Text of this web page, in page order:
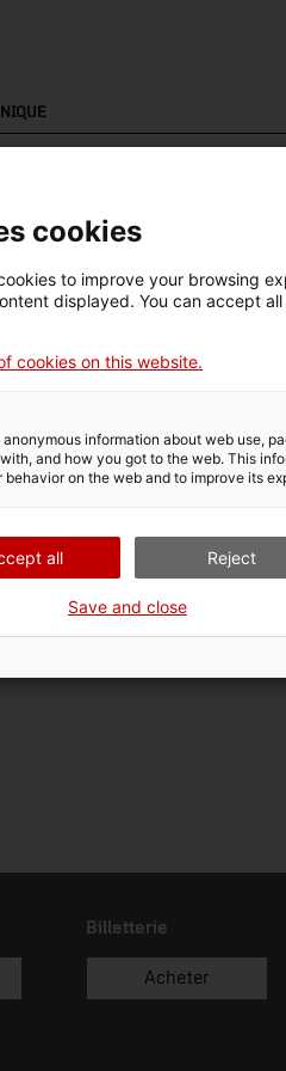
Primera meitat
Billetterie
Acheter
cookies
to improve your browsing
displayed. You can accept
cookies on this website.
information about web use,
and how you got to the web. This
behavior on the web and to improve its
all Reject
Save and close